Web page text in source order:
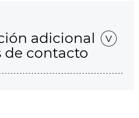
adicional
de contacto